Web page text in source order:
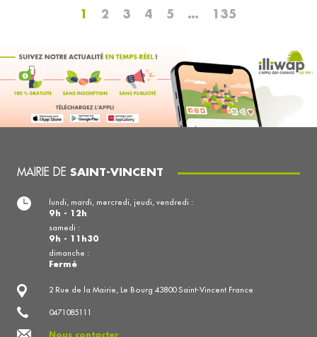
1 2 3 4 5 … 135
MAIRIE DE SAINT-VINCENT
2 Rue de la Mairie, Le Bourg 43800 Saint-Vincent France
0471085111
Nous contacter
lundi, mardi, mercredi, jeudi, vendredi :
9h - 12h
samedi :
9h - 11h30
dimanche :
Fermé